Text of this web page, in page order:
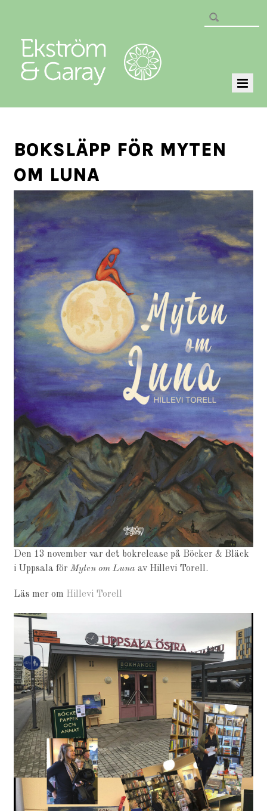
BOKSLÄPP FÖR MYTEN
OM LUNA
Den 13 november var det bokrelease på Böcker & Bläck
i Uppsala förMyten om Luna av Hillevi Torell.
Läs mer om Hillevi Torell